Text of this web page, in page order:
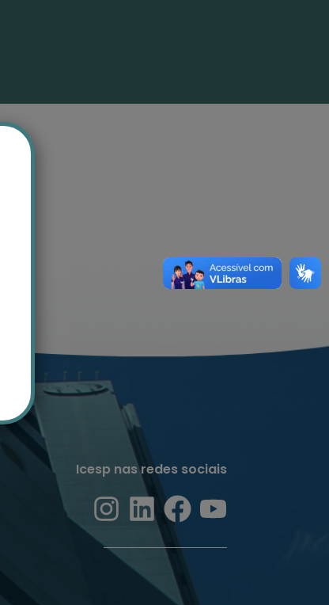
Icesp nas redes sociais